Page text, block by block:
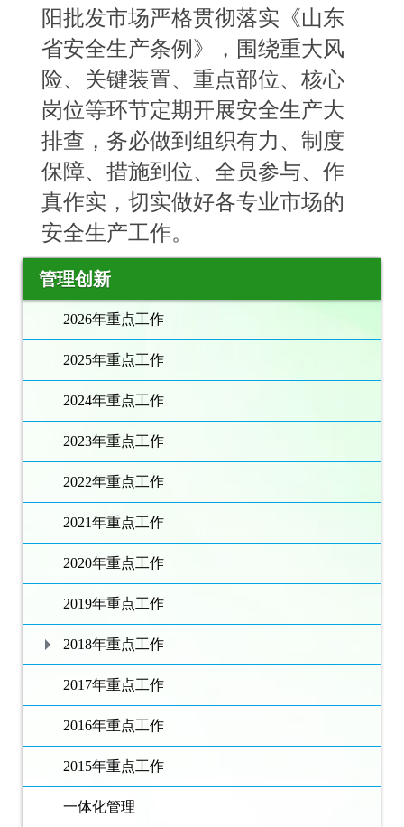
阳批发市场严格贯彻落实《山东
省安全生产条例》，围绕重大风
险、关键装置、重点部位、核心
岗位等环节定期开展安全生产大
排查，务必做到组织有力、制度
保障、措施到位、全员参与、作
真作实，切实做好各专业市场的
安全生产工作。
管理创新
2026年重点工作
2025年重点工作
2024年重点工作
2023年重点工作
2022年重点工作
2021年重点工作
2020年重点工作
2019年重点工作
2018年重点工作
2017年重点工作
2016年重点工作
2015年重点工作
一体化管理